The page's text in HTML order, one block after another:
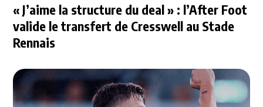
« J’aime la structure du deal » : l’After Foot
valide le transfert de Cresswell au Stade
Rennais